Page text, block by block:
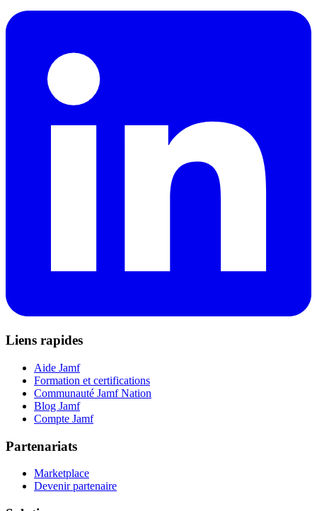
Liens rapides
Aide Jamf
Formation et certifications
Communauté Jamf Nation
Blog Jamf
Compte Jamf
Partenariats
Marketplace
Devenir partenaire